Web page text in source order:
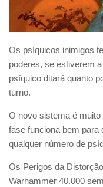
Os psíquicos inimigos
poderes, se estiverem
psíquico ditará quanto
turno.
O novo sistema é
fase funciona bem para
qualquer número de
Os Perigos da
Warhammer 40.000